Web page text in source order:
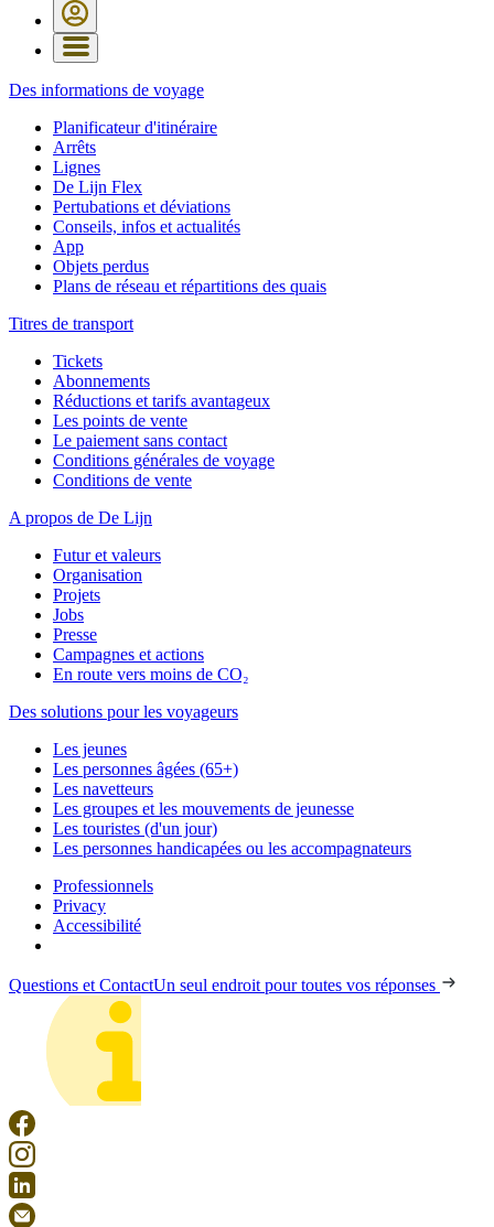
Des informations de voyage
Planificateur d'itinéraire
Arrêts
Lignes
De Lijn Flex
Pertubations et déviations
Conseils, infos et actualités
App
Objets perdus
Plans de réseau et répartitions des quais
Titres de transport
Tickets
Abonnements
Réductions et tarifs avantageux
Les points de vente
Le paiement sans contact
Conditions générales de voyage
Conditions de vente
A propos de De Lijn
Futur et valeurs
Organisation
Projets
Jobs
Presse
Campagnes et actions
En route vers moins de CO₂
Des solutions pour les voyageurs
Les jeunes
Les personnes âgées (65+)
Les navetteurs
Les groupes et les mouvements de jeunesse
Les touristes (d'un jour)
Les personnes handicapées ou les accompagnateurs
Professionnels
Privacy
Accessibilité
Questions et ContactUn seul endroit pour toutes vos réponses